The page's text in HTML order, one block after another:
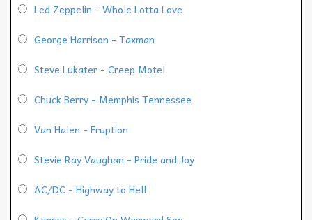
Led Zeppelin - Whole Lotta Love
George Harrison - Taxman
Steve Lukater - Creep Motel
Chuck Berry - Memphis Tennessee
Van Halen - Eruption
Stevie Ray Vaughan - Pride and Joy
AC/DC - Highway to Hell